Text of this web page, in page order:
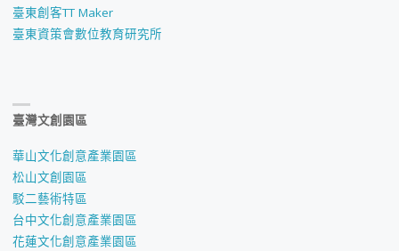
臺東創客TT Maker
臺東資策會數位教育研究所
臺灣文創園區
華山文化創意產業園區
松山文創園區
駁二藝術特區
台中文化創意產業園區
花蓮文化創意產業園區